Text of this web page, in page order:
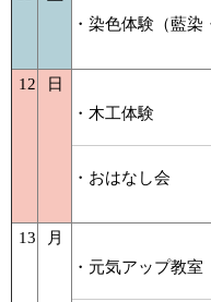
・染色体験（藍染
12
日
・木工体験
・おはなし会
13
月
・元気アップ教室